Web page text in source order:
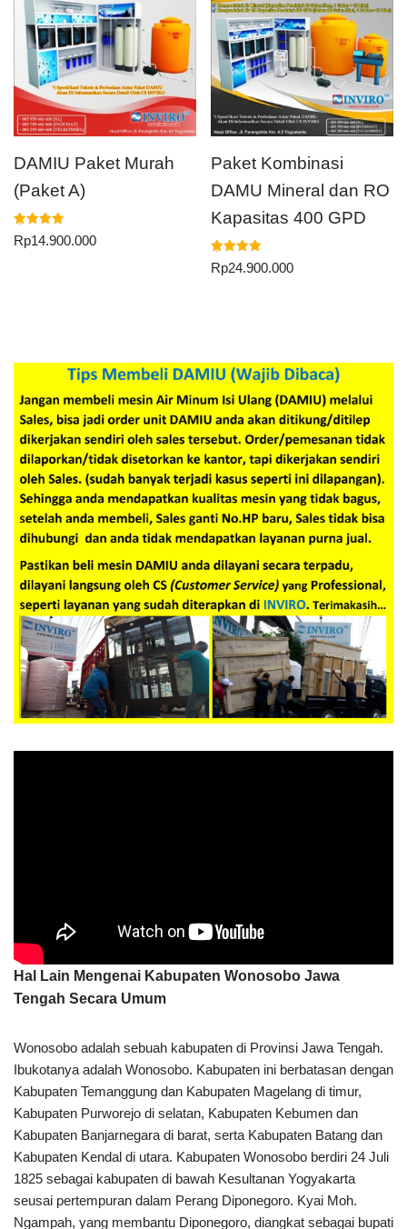
DAMIU Paket Murah
(Paket A)
Dinilai
5.00
Rp14.900.000
Paket Kombinasi
DAMU Mineral dan RO
Kapasitas 400 GPD
Dinilai
5.00
Rp24.900.000
Hal Lain Mengenai Kabupaten Wonosobo Jawa
Tengah Secara Umum
Wonosobo adalah sebuah kabupaten di Provinsi Jawa Tengah.
Ibukotanya adalah Wonosobo. Kabupaten ini berbatasan dengan
Kabupaten Temanggung dan Kabupaten Magelang di timur,
Kabupaten Purworejo di selatan, Kabupaten Kebumen dan
Kabupaten Banjarnegara di barat, serta Kabupaten Batang dan
Kabupaten Kendal di utara. Kabupaten Wonosobo berdiri 24 Juli
1825 sebagai kabupaten di bawah Kesultanan Yogyakarta
seusai pertempuran dalam Perang Diponegoro. Kyai Moh.
Ngampah, yang membantu Diponegoro, diangkat sebagai bupati